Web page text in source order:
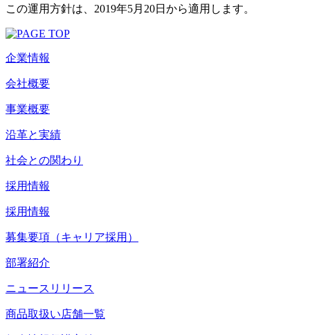
この運用方針は、2019年5月20日から適用します。
企業情報
会社概要
事業概要
沿革と実績
社会との関わり
採用情報
採用情報
募集要項（キャリア採用）
部署紹介
ニュースリリース
商品取扱い店舗一覧